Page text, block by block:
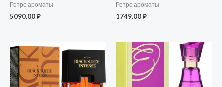
Ретро ароматы
5090,00₽
Ретро ароматы
1749,00₽